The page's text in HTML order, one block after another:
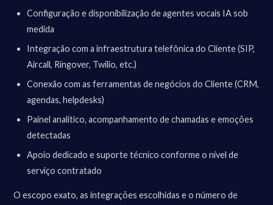
Configuração e disponibilização de agentes vocais IA sob
medida
Integração com a infraestrutura telefônica do Cliente (SIP,
Aircall, Ringover, Twilio, etc.)
Conexão com as ferramentas de negócios do Cliente (CRM,
agendas, helpdesks)
Painel analítico, acompanhamento de chamadas e emoções
detectadas
Apoio dedicado e suporte técnico conforme o nível de
serviço contratado
O escopo exato, as integrações escolhidas e o número de